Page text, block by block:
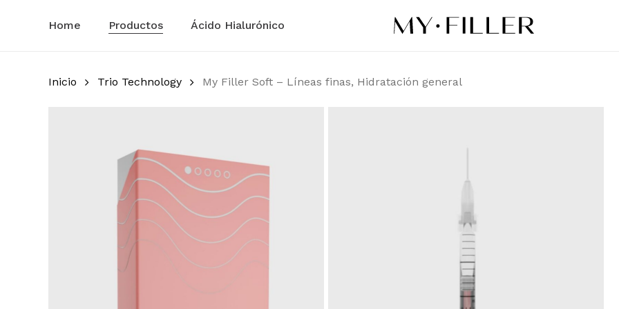
Home Productos Ácido Hialurónico
Inicio Trio Technology My Filler Soft – Líneas finas, Hidratación general
Sé el primero
obligatorios están